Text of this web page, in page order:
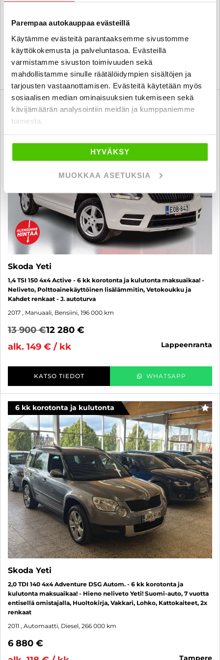
Parempaa autokauppaa evästeillä
Käytämme evästeitä parantaaksemme sivustomme
käyttökokemusta ja palveluntasoa. Evästeillä
varmistamme sivuston toimivuuden sekä
mahdollistamme sinulle räätälöidympien sisältöjen ja
tarjousten vastaanottamisen. Evästeitä käytetään myös
sosiaalisen median ominaisuuksien tukemiseen sekä
kävijämäärän analysointiin meidän ja kumppaniemme
toimesta.
HYVÄKSY
MUOKKAA ASETUKSIA
17 600 €
alk. 200 € / kk
tampere
KATSO TIEDOT WHATSAPP
Skoda Yeti
1,4 TSI 150 4x4 Active - 6 kk korotonta ja kulutonta maksuaikaa! -
Neliveto, Polttoainekäyttöinen lisälämmitin, Vetokoukku ja
Kahdet renkaat - J. autoturva
2017 , Manuaali, Bensiini, 196 000 km
13 900 €12 280 €
alk. 149 € / kk
lappeenranta
KATSO TIEDOT WHATSAPP
6 kk korotonta ja kulutonta
Skoda Yeti
2,0 TDI 140 4x4 Adventure DSG Autom. - 6 kk korotonta ja
kulutonta maksuaikaa! - Hieno neliveto Yeti! Suomi-auto, 7 vuotta
entisellä omistajalla, Huoltokirja, Vakkari, Lohko, Kattokaiteet, 2x
renkaat
2011 , Automaatti, Diesel, 266 000 km
6 880 €
tampere